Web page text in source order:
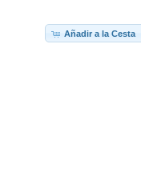
Añadir a la Cesta